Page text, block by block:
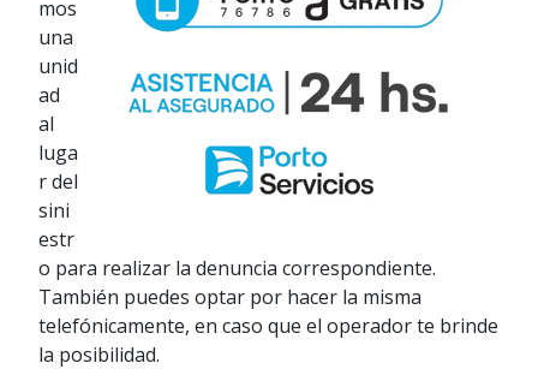
mos
una
unid
ad
al
luga
r del
sini
estr
o para realizar la denuncia correspondiente.
También puedes optar por hacer la misma
telefónicamente, en caso que el operador te brinde
la posibilidad.